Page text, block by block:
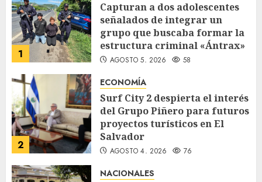
1
Capturan a dos adolescentes
señalados de integrar un
grupo que buscaba formar la
estructura criminal «Ántrax»
AGOSTO 5, 2026 58
2
ECONOMÍA
Surf City 2 despierta el interés
del Grupo Piñero para futuros
proyectos turísticos en El
Salvador
AGOSTO 4, 2026 76
NACIONALES